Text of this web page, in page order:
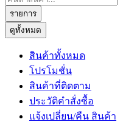
...
รายการ
ดูทั้งหมด
สินค้าทั้งหมด
โปรโมชั่น
สินค้าที่ติดตาม
ประวัติคำสั่งซื้อ
แจ้งเปลี่ยน/คืน สินค้า